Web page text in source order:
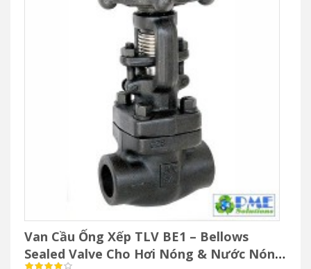
Van Cầu Ống Xếp TLV BE1 – Bellows
Sealed Valve Cho Hơi Nóng & Nước Nóng